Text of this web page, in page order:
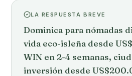
LA RESPUESTA BREVE
Dominica para nómadas
vida eco-isleña desde
WIN en 2-4 semanas,
inversión desde